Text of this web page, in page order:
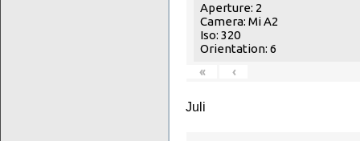
Aperture: 2
Camera: Mi A2
Iso: 320
Orientation: 6
«
‹
Juli